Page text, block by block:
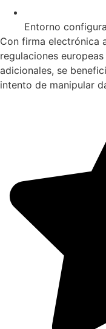
Entorno
Con firma electrónica
regulaciones
adicionales, se
intento de manipular